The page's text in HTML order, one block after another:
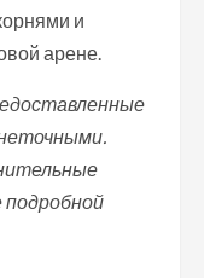
и
арене.
подробной